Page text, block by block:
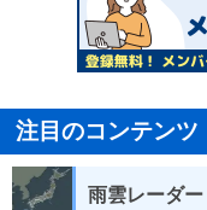
注目のコンテンツ
雨雲レーダー